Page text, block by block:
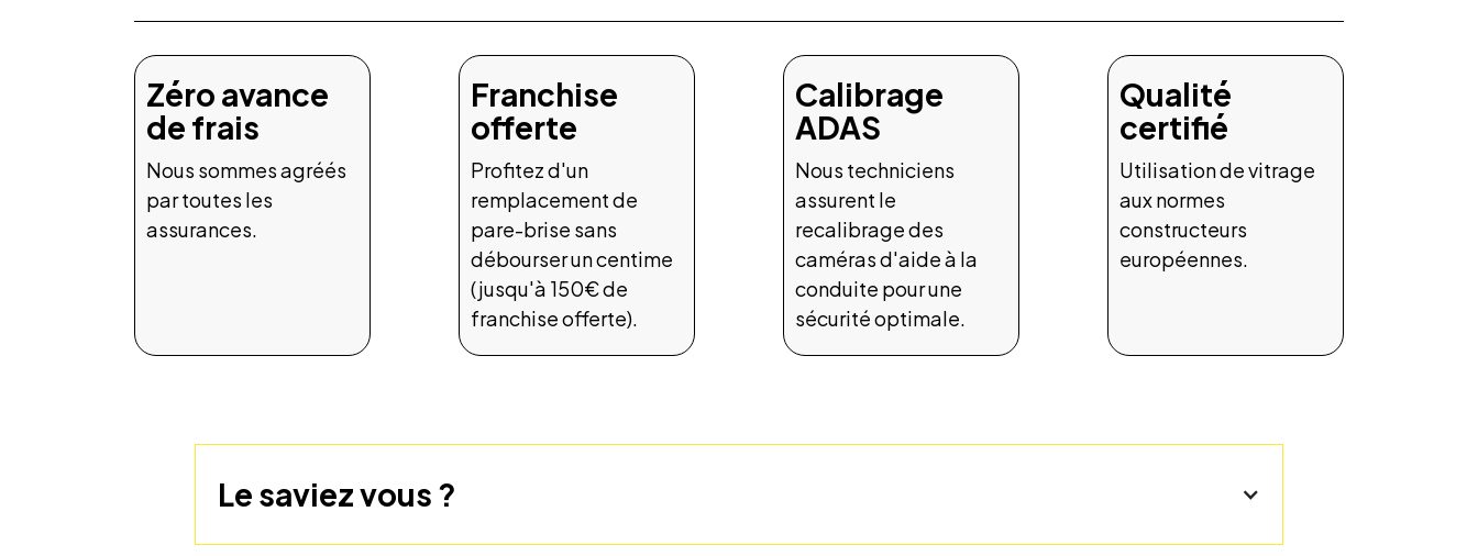
Zéro avance
de frais
Nous sommes agréés
par toutes les
assurances.
Franchise
offerte
Profitez d'un
remplacement de
pare-brise sans
débourser un centime
(jusqu'à 150€ de
franchise offerte).
Calibrage
ADAS
Nous techniciens
assurent le
recalibrage des
caméras d'aide à la
conduite pour une
sécurité optimale.
Qualité
certifié
Utilisation de vitrage
aux normes
constructeurs
européennes.
Le saviez vous ?